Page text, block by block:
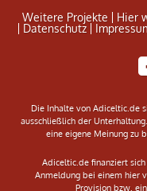
Weitere Projekte
Hier
Datenschutz
Die Inhalte von Adiceltic.de
ausschließlich der
eine eigene Meinung zu
Adiceltic.de finanziert
Anmeldung bei einem hier
Provision bzw.